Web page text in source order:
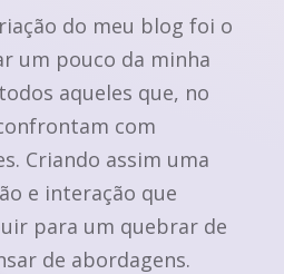
do meu blog foi o
um pouco da minha
aqueles que, no
com
Criando assim uma
e interação que
para um quebrar de
de abordagens.